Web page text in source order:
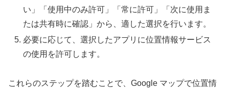
い」「使用中のみ許可」「常に許可」「次に使用ま
たは共有時に確認」から、適した選択を行います。
必要に応じて、選択したアプリに位置情報サービス
の使用を許可します。
これらのステップを踏むことで、Google マップで位置情